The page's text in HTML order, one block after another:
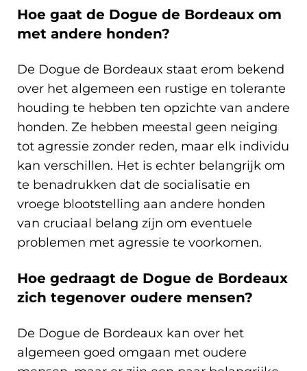
Hoe gaat de Dogue de Bordeaux om
met andere honden?
De Dogue de Bordeaux staat erom bekend
over het algemeen een rustige en tolerante
houding te hebben ten opzichte van andere
honden. Ze hebben meestal geen neiging
tot agressie zonder reden, maar elk individu
kan verschillen. Het is echter belangrijk om
te benadrukken dat de socialisatie en
vroege blootstelling aan andere honden
van cruciaal belang zijn om eventuele
problemen met agressie te voorkomen.
Hoe gedraagt de Dogue de Bordeaux
zich tegenover oudere mensen?
De Dogue de Bordeaux kan over het
algemeen goed omgaan met oudere